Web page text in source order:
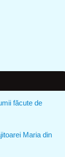
făcute de
Maria din